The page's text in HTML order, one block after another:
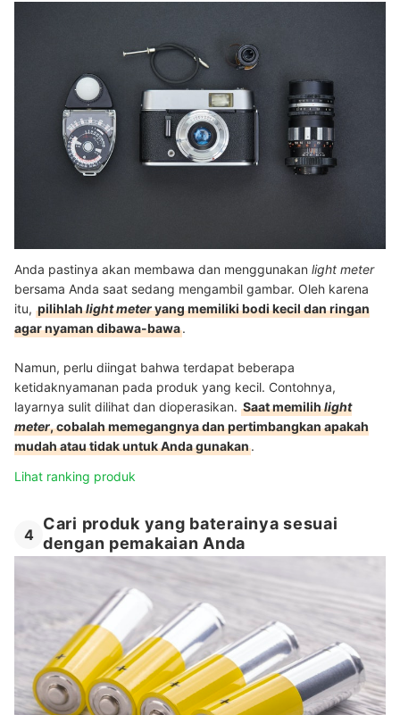
Anda pastinya akan membawa dan menggunakan light meter
bersama Anda saat sedang mengambil gambar. Oleh karena
itu, pilihlahlight meteryang memiliki bodi kecil dan ringan
agar nyaman dibawa-bawa.
Namun, perlu diingat bahwa terdapat beberapa
ketidaknyamanan pada produk yang kecil. Contohnya,
layarnya sulit dilihat dan dioperasikan. Saat memilihlight
meter, cobalah memegangnya dan pertimbangkan apakah
mudah atau tidak untuk Anda gunakan.
Lihat ranking produk
4
Cari produk yang baterainya sesuai
dengan pemakaian Anda